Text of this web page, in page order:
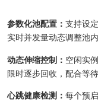
参数化池配置：支持设
实时并发量动态调整池
动态伸缩控制： 空闲实
限时逐步回收，配合等
心跳健康检测：每个预